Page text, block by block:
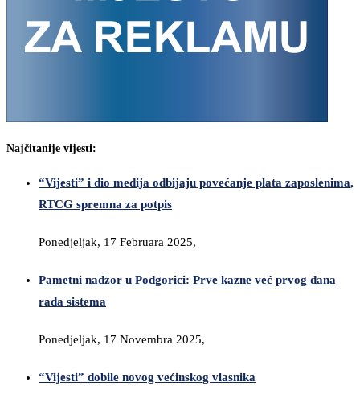
Najčitanije vijesti:
“Vijesti” i dio medija odbijaju povećanje plata zaposlenima,
RTCG spremna za potpis
Ponedjeljak, 17 Februara 2025,
Pametni nadzor u Podgorici: Prve kazne već prvog dana
rada sistema
Ponedjeljak, 17 Novembra 2025,
“Vijesti” dobile novog većinskog vlasnika